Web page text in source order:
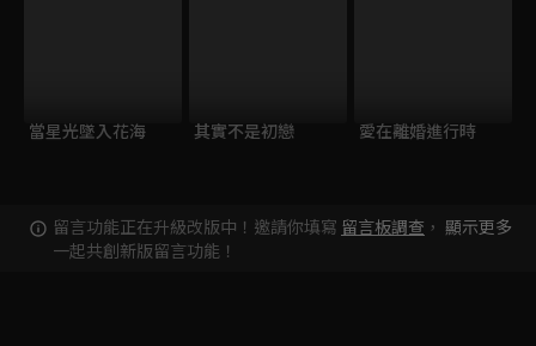
當星光墜入花海 其實不是初戀 愛在離婚進行時
留言功能正在升級改版中！邀請你填寫 留言板調查 ，
一起共創新版留言功能！
顯示更多